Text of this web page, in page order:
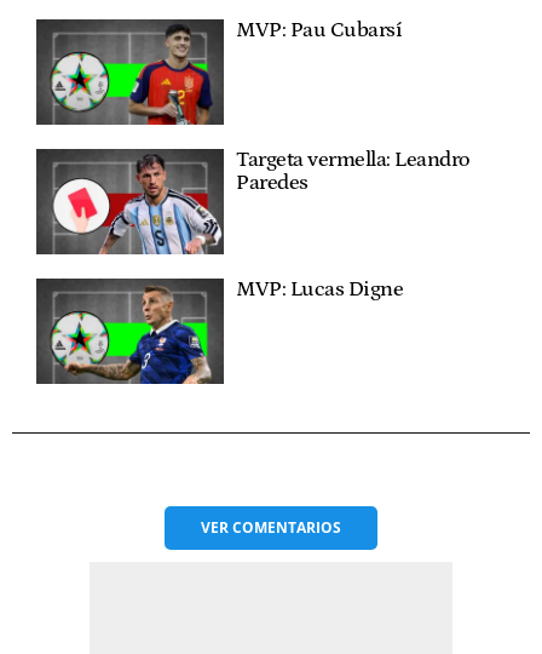
MVP: Pau Cubarsí
Targeta vermella: Leandro
Paredes
MVP: Lucas Digne
VERCOMENTARIOS